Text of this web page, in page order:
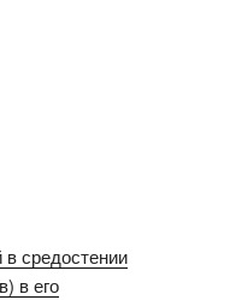
средостении
в его